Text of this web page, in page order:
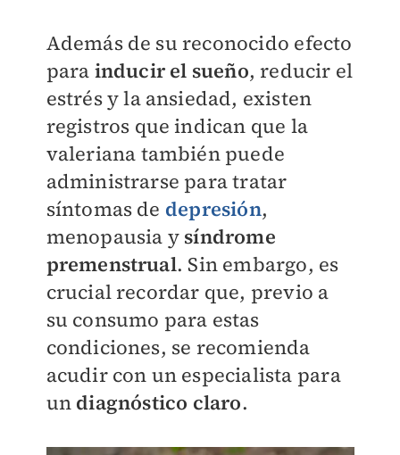
Además de su reconocido efecto
para inducir el sueño, reducir el
estrés y la ansiedad, existen
registros que indican que la
valeriana también puede
administrarse para tratar
síntomas de depresión,
menopausia y síndrome
premenstrual. Sin embargo, es
crucial recordar que, previo a
su consumo para estas
condiciones, se recomienda
acudir con un especialista para
un diagnóstico claro.